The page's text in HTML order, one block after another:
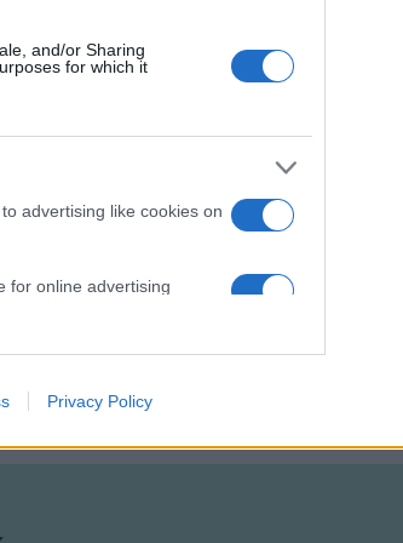
and/or Sharing
for which it
advertising like cookies on
for online advertising
Privacy Policy
milliárd forint) körül mozog, az idén is